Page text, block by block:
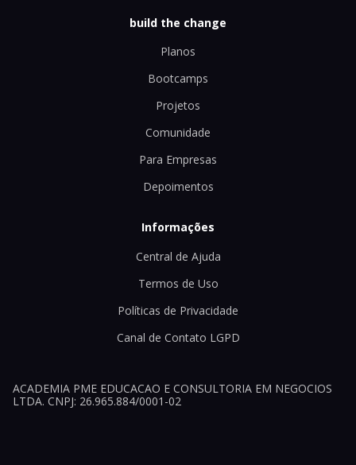
build the change
Planos
Bootcamps
Projetos
Comunidade
Para Empresas
Depoimentos
Informações
Central de Ajuda
Termos de Uso
Políticas de Privacidade
Canal de Contato LGPD
ACADEMIA PME EDUCACAO E CONSULTORIA EM NEGOCIOS
LTDA. CNPJ: 26.965.884/0001-02